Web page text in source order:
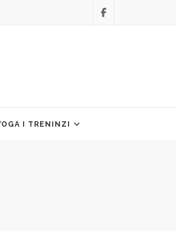
I TRENINZI